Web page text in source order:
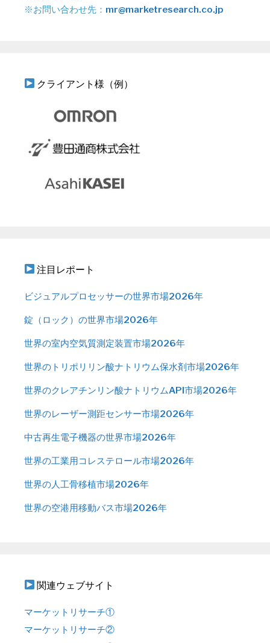
※お問い合わせ先： mr@marketresearch.co.jp
クライアント様（例）
注目レポート
ビジュアルプロセッサーの世界市場2026年
錠（ロック）の世界市場2026年
世界の室内空気質測定装置市場2026年
世界のトリポリリン酸ナトリウム保水剤市場2026年
世界のクレアチンリン酸ナトリウムAPI市場2026年
世界のレーザー測距センサー市場2026年
中古再生電子機器の世界市場2026年
世界の工業用コレステロール市場2026年
世界の人工骨移植市場2026年
世界の空港用移動バス市場2026年
関連ウェブサイト
マーケットリサーチ①
マーケットリサーチ②